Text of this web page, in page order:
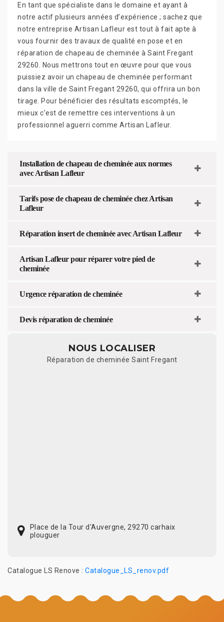
En tant que spécialiste dans le domaine et ayant à
notre actif plusieurs années d’expérience ; sachez que
notre entreprise Artisan Lafleur est tout à fait apte à
vous fournir des travaux de qualité en pose et en
réparation de chapeau de cheminée à Saint Fregant
29260. Nous mettrons tout en œuvre pour que vous
puissiez avoir un chapeau de cheminée performant
dans la ville de Saint Fregant 29260, qui offrira un bon
tirage. Pour bénéficier des résultats escomptés, le
mieux c’est de remettre ces interventions à un
professionnel aguerri comme Artisan Lafleur.
Installation de chapeau de cheminée aux normes
avec Artisan Lafleur
Tarifs pose de chapeau de cheminée chez Artisan
Lafleur
Réparation insert de cheminée avec Artisan Lafleur
Artisan Lafleur pour réparer votre pied de
cheminée
Urgence réparation de cheminée
Devis réparation de cheminée
NOUS LOCALISER
Réparation de cheminée Saint Fregant
Place de la Tour d'Auvergne, 29270 carhaix
plouguer
Catalogue LS Renove : Catalogue_LS_renov.pdf